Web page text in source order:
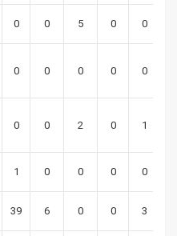
0 0 5 0 0
0 0 0 0 0
0 0 2 0 1
1 0 0 0 0
39 6 0 0 3